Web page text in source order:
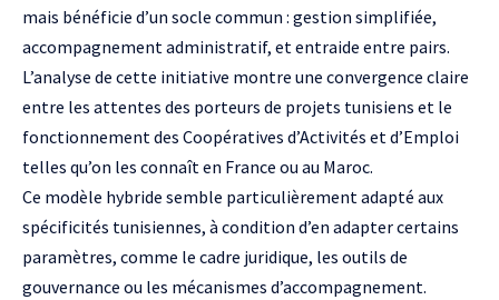
mais bénéficie d’un socle commun : gestion simplifiée,
accompagnement administratif, et entraide entre pairs.
L’analyse de cette initiative montre une convergence claire
entre les attentes des porteurs de projets tunisiens et le
fonctionnement des Coopératives d’Activités et d’Emploi
telles qu’on les connaît en France ou au Maroc.
Ce modèle hybride semble particulièrement adapté aux
spécificités tunisiennes, à condition d’en adapter certains
paramètres, comme le cadre juridique, les outils de
gouvernance ou les mécanismes d’accompagnement.